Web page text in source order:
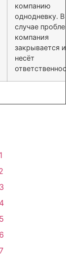
компанию
однодневку. В
случае
компания
закрывается
несёт